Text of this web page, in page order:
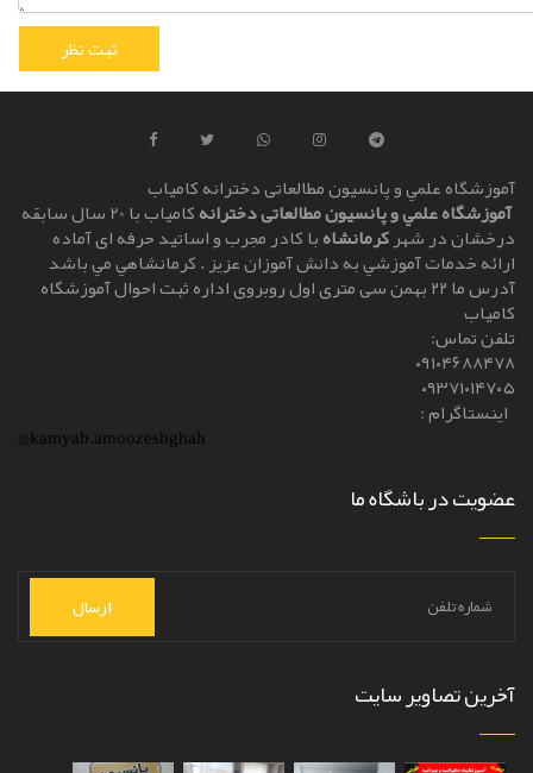
آموزشگاه علمي و پانسیون مطالعاتی دخترانه کامياب
آموزشگاه علمي و پانسیون مطالعاتی دخترانه کامياب با 20 سال سابقه
درخشان در شهرکرمانشاهبا کادر مجرب و اساتيد حرفه ای آماده
ارائه خدمات آموزشي به دانش آموزان عزيز . کرمانشاهي مي باشد
آدرس ما ۲۲ بهمن سی متری اول روبروی اداره ثبت احوال آموزشگاه
کامیاب
تلفن تماس:
۰۹۱۰۴۶۸۸۴۷۸
۰۹۳۷۱۰۱۴۷۰۵
اینستاگرام :
@kamyab.amoozeshghah
عضویت در باشگاه ما
ارسال
آخرین تصاویر سایت